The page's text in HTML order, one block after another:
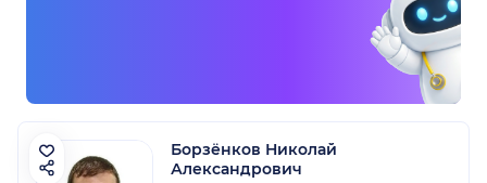
Борзёнков Николай
Александрович